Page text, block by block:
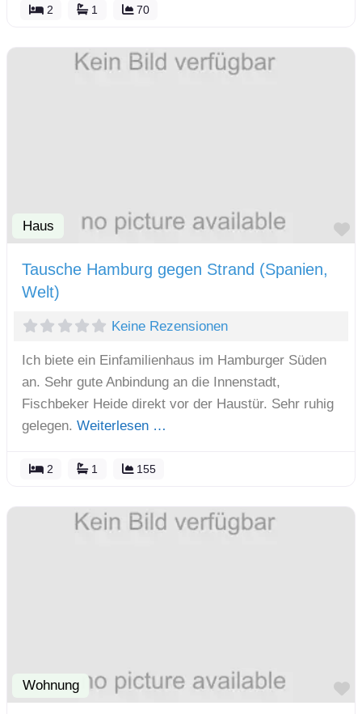
2 1 70
Haus
Tausche Hamburg gegen Strand (Spanien,
Welt)
Keine Rezensionen
Ich biete ein Einfamilienhaus im Hamburger Süden
an. Sehr gute Anbindung an die Innenstadt,
Fischbeker Heide direkt vor der Haustür. Sehr ruhig
gelegen. Weiterlesen …
2 1 155
Wohnung